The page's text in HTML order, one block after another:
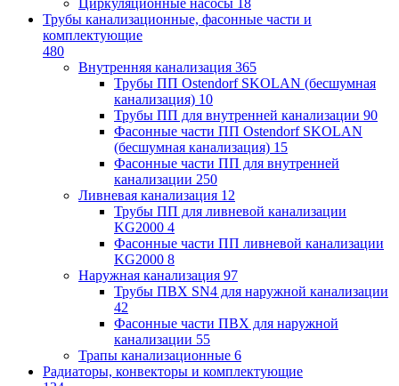
Трубы канализационные, фасонные части и
комплектующие
480
Внутренняя канализация 365
Трубы ПП Ostendorf SKOLAN (бесшумная
канализация) 10
Трубы ПП для внутренней канализации 90
Фасонные части ПП Ostendorf SKOLAN
(бесшумная канализация) 15
Фасонные части ПП для внутренней
канализации 250
Ливневая канализация 12
Трубы ПП для ливневой канализации
KG2000 4
Фасонные части ПП ливневой канализации
KG2000 8
Наружная канализация 97
Трубы ПВХ SN4 для наружной канализации
42
Фасонные части ПВХ для наружной
канализации 55
Трапы канализационные 6
Радиаторы, конвекторы и комплектующие